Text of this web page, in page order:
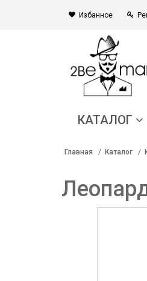
Избанное
КАТАЛОГ
Главная Каталог